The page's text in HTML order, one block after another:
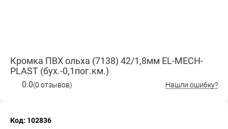
Кромка ПВХ ольха (7138) 42/1,8мм EL-MECH-
PLAST (бух.-0,1пог.км.)
0.0(0 отзывов) Нашли ошибку?
Код: 102836